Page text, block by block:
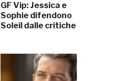
GF Vip: Jessica e
Sophie difendono
Soleil dalle critiche